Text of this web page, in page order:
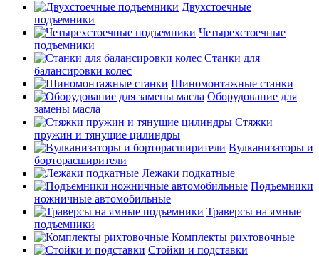
Двухстоечные
подъемники
Четырехстоечные
подъемники
Станки для
балансировки колес
Шиномонтажные станки
Оборудование для
замены масла
Стяжки
пружин и тянущие цилиндры
Вулканизаторы и
борторасширители
Лежаки подкатные
Подъемники
ножничные автомобильные
Траверсы на ямные
подъемники
Комплекты рихтовочные
Стойки и подставки